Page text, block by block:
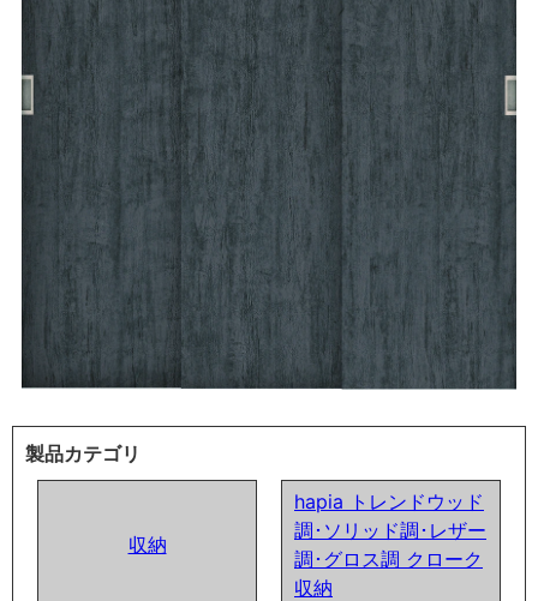
製品カテゴリ
収納
hapia トレンドウッド
調･ソリッド調･レザー
調･グロス調 クローク
収納